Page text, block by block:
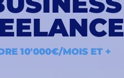
10'000€/MOIS ET +